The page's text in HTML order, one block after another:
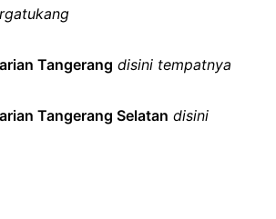
Tangerang disini tempatnya
Tangerang Selatan disini